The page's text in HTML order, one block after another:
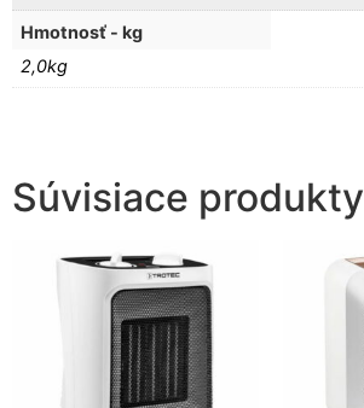
Hmotnosť - kg
2,0kg
Súvisiace produkty